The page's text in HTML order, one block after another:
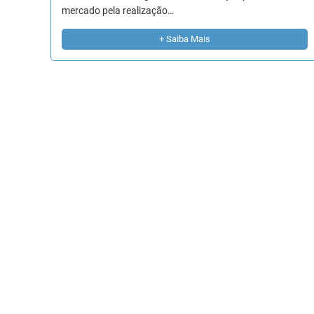
mercado pela realização…
+ Saiba Mais